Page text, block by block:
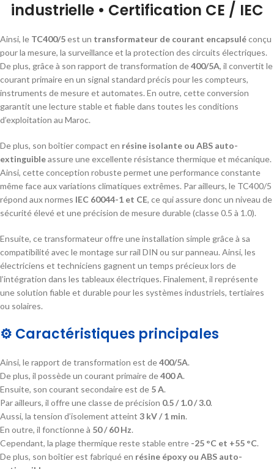
industrielle • Certification CE / IEC
Ainsi, le TC400/5est un transformateur de courant encapsuléconçu
pour la mesure, la surveillance et la protection des circuits électriques.
De plus, grâce à son rapport de transformation de400/5A, il convertit le
courant primaire en un signal standard précis pour les compteurs,
instruments de mesure et automates. En outre, cette conversion
garantit une lecture stable et fiable dans toutes les conditions
d’exploitation au Maroc.
De plus, son boîtier compact en résine isolante ou ABS auto-
extinguibleassure une excellente résistance thermique et mécanique.
Ainsi, cette conception robuste permet une performance constante
même face aux variations climatiques extrêmes. Par ailleurs, le TC400/5
répond aux normes IEC 60044-1 et CE, ce qui assure donc un niveau de
sécurité élevé et une précision de mesure durable (classe 0.5 à 1.0).
Ensuite, ce transformateur offre une installation simple grâce à sa
compatibilité avec le montage sur rail DIN ou sur panneau. Ainsi, les
électriciens et techniciens gagnent un temps précieux lors de
l’intégration dans les tableaux électriques. Finalement, il représente
une solution fiable et durable pour les systèmes industriels, tertiaires
ou solaires.
⚙️ Caractéristiques principales
Ainsi, le rapport de transformation est de400/5A.
De plus, il possède un courant primaire de400 A.
Ensuite, son courant secondaire est de 5 A.
Par ailleurs, il offre une classe de précision 0.5 / 1.0 / 3.0.
Aussi, la tension d’isolement atteint 3 kV / 1 min.
En outre, il fonctionne à 50 / 60 Hz.
Cependant, la plage thermique reste stable entre -25 °C et +55 °C.
De plus, son boîtier est fabriqué en résine époxy ou ABS auto-